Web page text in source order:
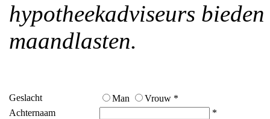
hypotheekadviseurs
maandlasten.
Geslacht Man
Vrouw *
Achternaam
*